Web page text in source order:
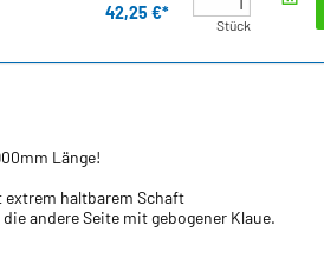
42,25 €*
Stück
Länge!
extrem haltbarem Schaft
andere Seite mit gebogener Klaue.